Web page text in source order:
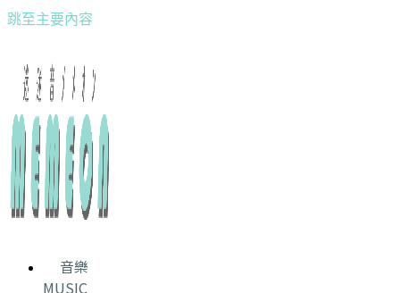
跳至主要內容
音樂
MUSIC